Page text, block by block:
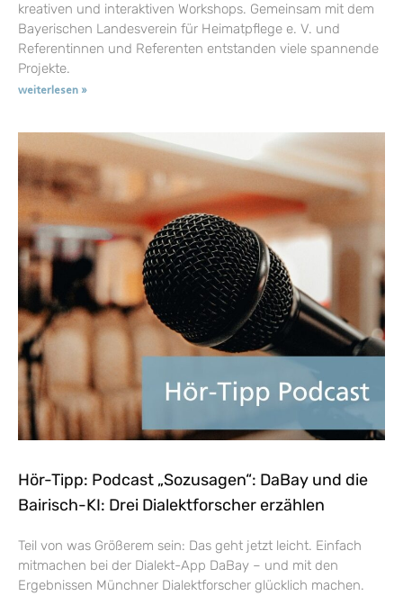
kreativen und interaktiven Workshops. Gemeinsam mit dem
Bayerischen Landesverein für Heimatpflege e. V. und
Referentinnen und Referenten entstanden viele spannende
Projekte.
weiterlesen »
Hör-Tipp: Podcast „Sozusagen“: DaBay und die
Bairisch-KI: Drei Dialektforscher erzählen
Teil von was Größerem sein: Das geht jetzt leicht. Einfach
mitmachen bei der Dialekt-App DaBay – und mit den
Ergebnissen Münchner Dialektforscher glücklich machen.